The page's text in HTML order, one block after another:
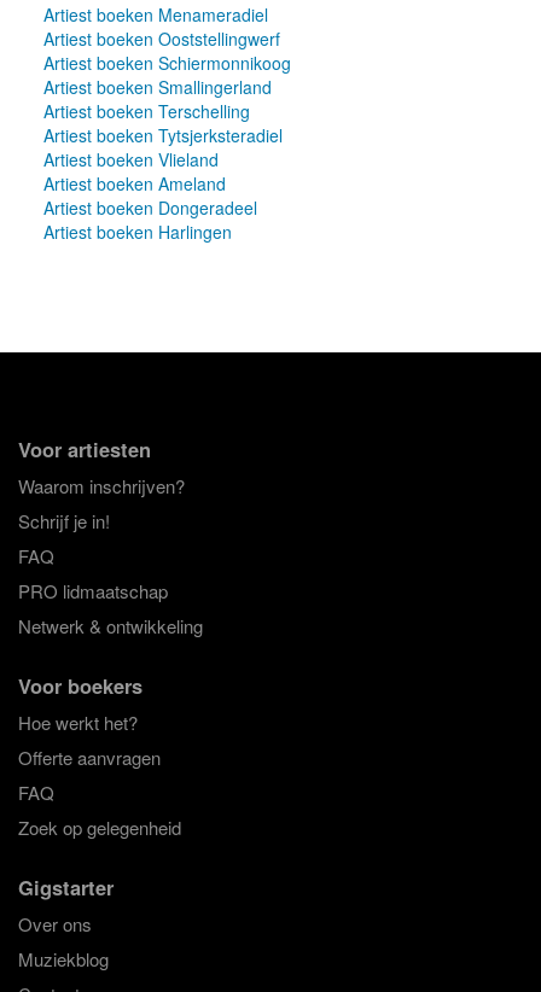
Artiest boeken Menameradiel
Artiest boeken Ooststellingwerf
Artiest boeken Schiermonnikoog
Artiest boeken Smallingerland
Artiest boeken Terschelling
Artiest boeken Tytsjerksteradiel
Artiest boeken Vlieland
Artiest boeken Ameland
Artiest boeken Dongeradeel
Artiest boeken Harlingen
Voor artiesten
Waarom inschrijven?
Schrijf je in!
FAQ
PRO lidmaatschap
Netwerk & ontwikkeling
Voor boekers
Hoe werkt het?
Offerte aanvragen
FAQ
Zoek op gelegenheid
Gigstarter
Over ons
Muziekblog